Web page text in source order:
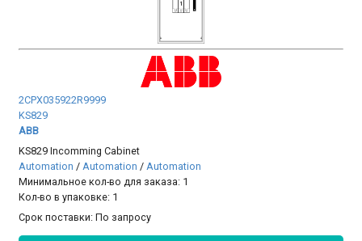
2CPX035922R9999
KS829
ABB
KS829 Incomming Cabinet
Automation /Automation /Automation
Минимальное кол-во для заказа: 1
Кол-во в упаковке: 1
Срок поставки:По запросу